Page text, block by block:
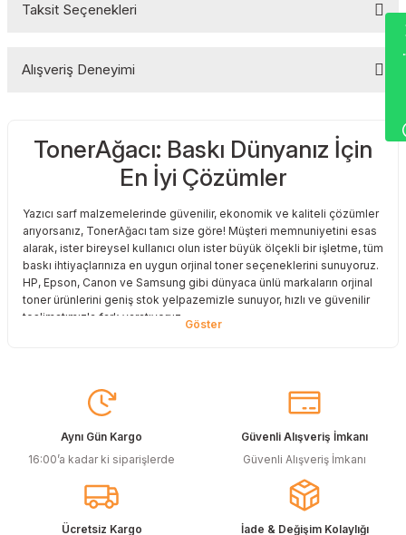
Taksit Seçenekleri
Alışveriş Deneyimi
Sitemize ilk yorumu siz yapın!
TonerAğacı: Baskı Dünyanız İçin
En İyi Çözümler
Yazıcı sarf malzemelerinde güvenilir, ekonomik ve kaliteli çözümler
arıyorsanız, TonerAğacı tam size göre! Müşteri memnuniyetini esas
alarak, ister bireysel kullanıcı olun ister büyük ölçekli bir işletme, tüm
baskı ihtiyaçlarınıza en uygun orjinal toner seçeneklerini sunuyoruz.
HP, Epson, Canon ve Samsung gibi dünyaca ünlü markaların orjinal
toner ürünlerini geniş stok yelpazemizle sunuyor, hızlı ve güvenilir
teslimatımızla fark yaratıyoruz.
istiyorsunuz? O halde muadil toner çözümlerimize göz atmalısınız!
Muadil toner ürünlerimiz, orijinal kalitesine en yakın performansı
sunacak şekilde test edilmiştir. Böylece, baskı kalitenizden ödün
vermeden bütçenizi koruyabilirsiniz. Özellikle büyük hacimli
baskılar yapan işletmeler için muadil toner, tasarruf sağlamanın en
akıllı yollarından biri!
Orjinal Kartuşun Önemi
Aynı Gün Kargo
16:00’a kadar ki siparişlerde
Güvenli Alışveriş İmkanı
Güvenli Alışveriş İmkanı
Ücretsiz Kargo
İade & Değişim Kolaylığı